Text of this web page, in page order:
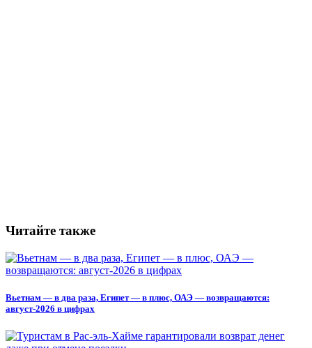
Читайте также
Вьетнам — в два раза, Египет — в плюс, ОАЭ — возвращаются:
август-2026 в цифрах